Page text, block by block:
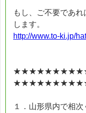
もし、ご不要であ
します。
http://www.to-ki.jp/
１．山形県内で相